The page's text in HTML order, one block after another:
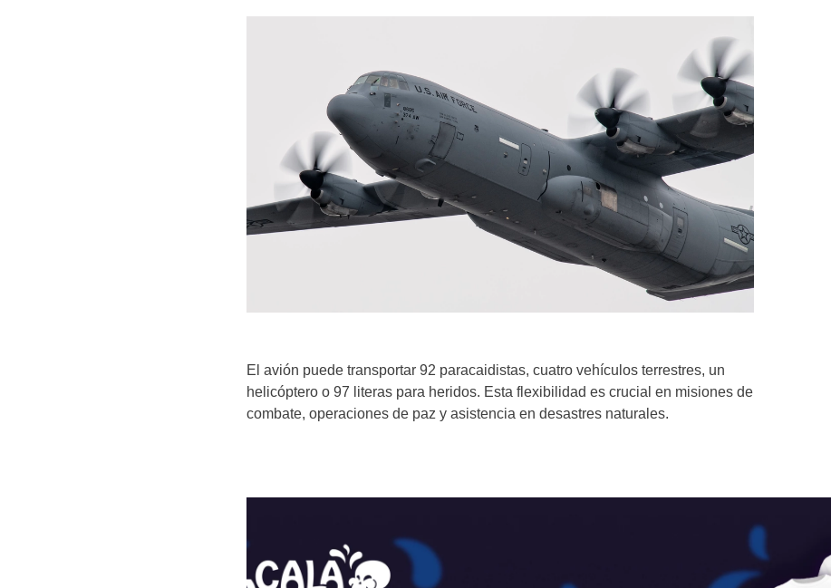
El avión puede transportar 92 paracaidistas, cuatro vehículos terrestres, un
helicóptero o 97 literas para heridos. Esta flexibilidad es crucial en misiones de
combate, operaciones de paz y asistencia en desastres naturales.